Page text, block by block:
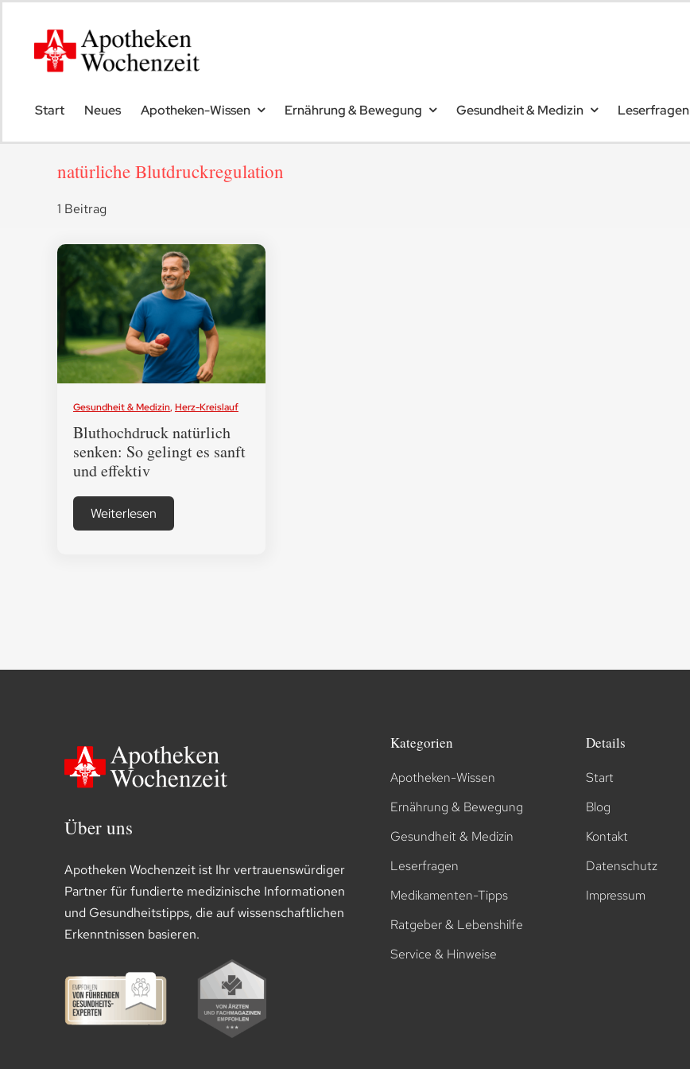
content
Start Neues Apotheken-Wissen Ernährung & Bewegung Gesundheit & Medizin Leserfragen
natürliche Blutdruckregulation
1 Beitrag
Gesundheit & Medizin,Herz-Kreislauf
Bluthochdruck natürlich
senken: So gelingt es sanft
und effektiv
Weiterlesen
Über uns
Apotheken Wochenzeit ist Ihr vertrauenswürdiger
Partner für fundierte medizinische Informationen
und Gesundheitstipps, die auf wissenschaftlichen
Erkenntnissen basieren.
Kategorien
Apotheken-Wissen
Ernährung & Bewegung
Gesundheit & Medizin
Leserfragen
Medikamenten-Tipps
Ratgeber & Lebenshilfe
Service & Hinweise
Details
Start
Blog
Kontakt
Datenschutz
Impressum